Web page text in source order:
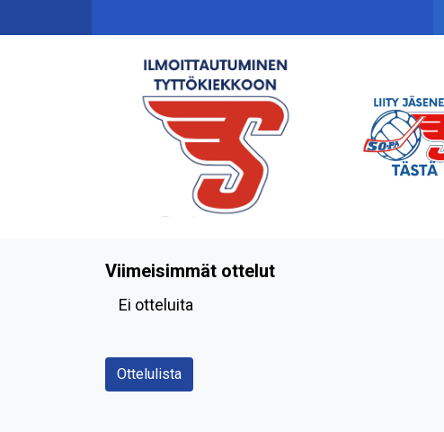
Viimeisimmät ottelut
Ei otteluita
Ottelulista